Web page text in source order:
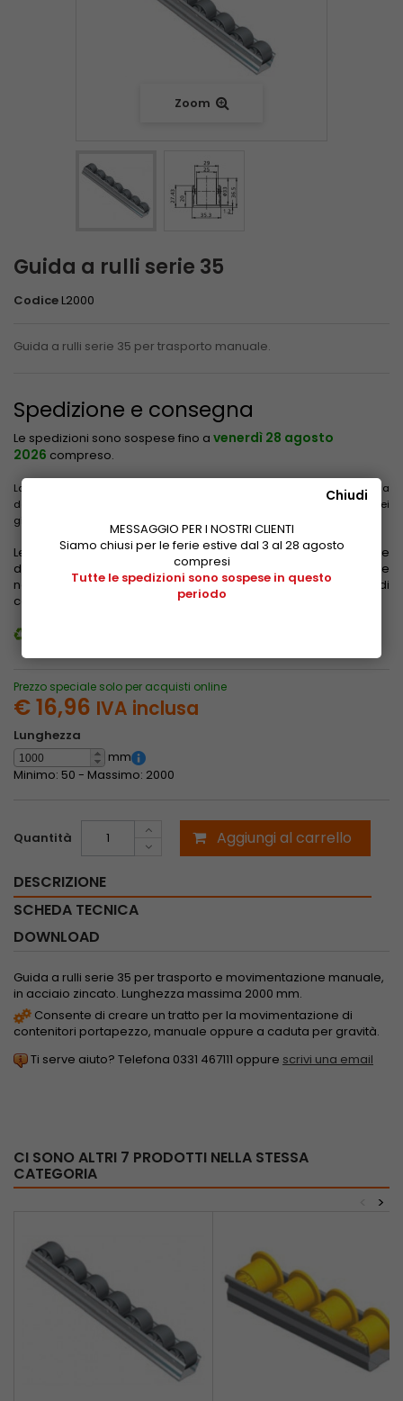
Chiudi
MESSAGGIO PER I NOSTRI CLIENTI
Siamo chiusi per le ferie estive dal 3 al 28 agosto
compresi
Tutte le spedizioni sono sospese in questo
periodo
Zoom
Guida a rulli serie 35
Codice L2000
Guida a rulli serie 35 per trasporto manuale.
Spedizione e consegna
Le spedizioni sono sospese fino a venerdì 28 agosto
2026 compreso.
La data evidenziata non include il tempo impiegato per il trasporto a
destinazione. Le consegne non avvengono il sabato, la domenica e nei
giorni festivi.
Le tariffe di spedizione sono calcolate in base al peso, alle
dimensioni e alla zona di destinazione. Vengono evidenziate
nel carrello dopo aver inserito l'indirizzo di consegna e prima di
confermare l'acquisto.
Guarda le tariffe
Prezzo speciale solo per acquisti online
€ 16,96 IVA inclusa
Lunghezza
mm
Minimo: 50 - Massimo: 2000
Quantità Aggiungi al carrello
DESCRIZIONE
SCHEDA TECNICA
DOWNLOAD
Guida a rulli serie 35 per trasporto e movimentazione manuale,
in acciaio zincato. Lunghezza massima 2000 mm.
Consente di creare un tratto per la movimentazione di
contenitori portapezzo, manuale oppure a caduta per gravità.
Ti serve aiuto? Telefona 0331 467111 oppure scrivi una email
CI SONO ALTRI 7 PRODOTTI NELLA STESSA
CATEGORIA
>